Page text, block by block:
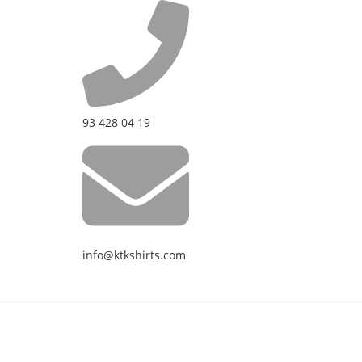
93 428 04 19
info@ktkshirts.com